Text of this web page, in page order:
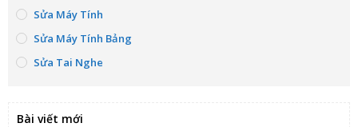
Sửa Máy Tính
Sửa Máy Tính Bảng
Sửa Tai Nghe
Bài viết mới